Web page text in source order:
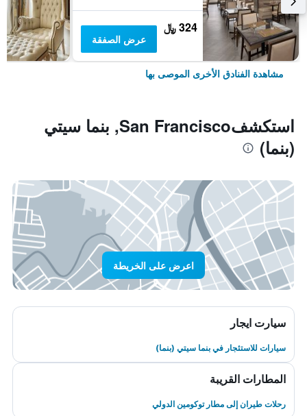
324 ﷼
عرض الصفقة
مشاهدة الفنادق الأخرى الموصى بها
استكشفSan Francisco, بنما سيتي
(بنما)
اعرض على الخريطة
سيارت ايجار
سيارات للاستئجار في بنما سيتي (بنما)
المطارات القريبة
رحلات طيران إلى مطار توكومين الدولي